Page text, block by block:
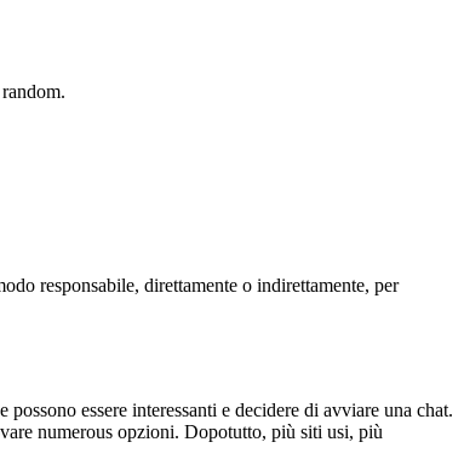
responsabile, direttamente o indirettamente, per
essere interessanti e decidere di avviare una chat.
numerous opzioni. Dopotutto, più siti usi, più